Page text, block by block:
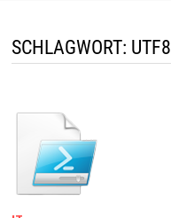
SCHLAGWORT: UTF8